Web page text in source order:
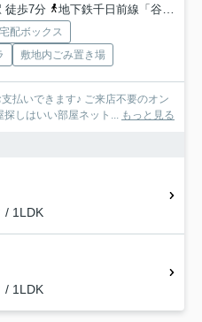
徒歩7分
地下鉄千日前線「谷町九丁目」駅 徒歩7分
宅配ボックス
敷地内ごみ置き場
払いできます♪ ご来店不要のオン
しはいい部屋ネット... もっと見る
/ 1LDK
/ 1LDK